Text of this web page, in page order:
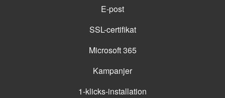
E-post
SSL-certifikat
Microsoft 365
Kampanjer
1-klicks-installation